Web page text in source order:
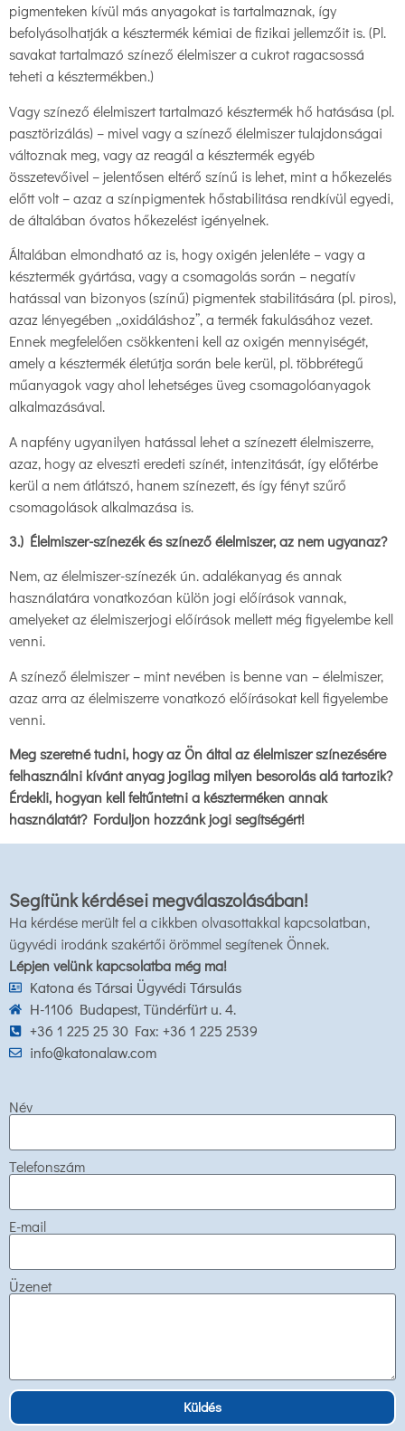
pigmenteken kívül más anyagokat is tartalmaznak, így
befolyásolhatják a késztermék kémiai de fizikai jellemzőit is. (Pl.
savakat tartalmazó színező élelmiszer a cukrot ragacsossá
teheti a késztermékben.)
Vagy színező élelmiszert tartalmazó késztermék hő hatásása (pl.
pasztörizálás) – mivel vagy a színező élelmiszer tulajdonságai
változnak meg, vagy az reagál a késztermék egyéb
összetevőivel – jelentősen eltérő színű is lehet, mint a hőkezelés
előtt volt – azaz a színpigmentek hőstabilitása rendkívül egyedi,
de általában óvatos hőkezelést igényelnek.
Általában elmondható az is, hogy oxigén jelenléte – vagy a
késztermék gyártása, vagy a csomagolás során – negatív
hatással van bizonyos (színű) pigmentek stabilitására (pl. piros),
azaz lényegében „oxidáláshoz”, a termék fakulásához vezet.
Ennek megfelelően csökkenteni kell az oxigén mennyiségét,
amely a késztermék életútja során bele kerül, pl. többrétegű
műanyagok vagy ahol lehetséges üveg csomagolóanyagok
alkalmazásával.
A napfény ugyanilyen hatással lehet a színezett élelmiszerre,
azaz, hogy az elveszti eredeti színét, intenzitását, így előtérbe
kerül a nem átlátszó, hanem színezett, és így fényt szűrő
csomagolások alkalmazása is.
3.) Élelmiszer-színezék és színező élelmiszer, az nem ugyanaz?
Nem, az élelmiszer-színezék ún. adalékanyag és annak
használatára vonatkozóan külön jogi előírások vannak,
amelyeket az élelmiszerjogi előírások mellett még figyelembe kell
venni.
A színező élelmiszer – mint nevében is benne van – élelmiszer,
azaz arra az élelmiszerre vonatkozó előírásokat kell figyelembe
venni.
Meg szeretné tudni, hogy az Ön által az élelmiszer színezésére
felhasználni kívánt anyag jogilag milyen besorolás alá tartozik?
Érdekli, hogyan kell feltűntetni a készterméken annak
használatát? Forduljon hozzánk jogi segítségért!
Segítünk kérdései megválaszolásában!
Ha kérdése merült fel a cikkben olvasottakkal kapcsolatban,
ügyvédi irodánk szakértői örömmel segítenek Önnek.
Lépjen velünk kapcsolatba még ma!
Katona és Társai Ügyvédi Társulás
H-1106 Budapest, Tündérfürt u. 4.
+36 1 225 25 30 Fax: +36 1 225 2539
info@katonalaw.com
Név
Telefonszám
E-mail
Üzenet
Küldés